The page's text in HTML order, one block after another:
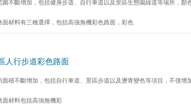
圍不斷增加，包括健身步道、自行車道以及景區生態園綠道等場所，顏
面材料有三種選擇，包括高強無機彩色路面，彩色
人行步道彩色路面
面積不斷增加，包括自行車道、景區步道以及瀝青變色等項目，不僅增
面材料包括高強無機彩